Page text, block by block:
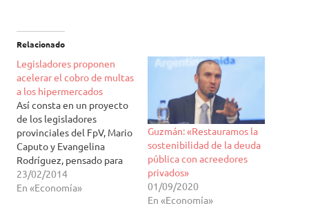
Relacionado
Legisladores proponen
acelerar el cobro de multas
a los hipermercados
Así consta en un proyecto
de los legisladores
provinciales del FpV, Mario
Caputo y Evangelina
Rodríguez, pensado para
que los infractores no
puedan vulnerar las
23/02/2014
En «Economía»
Guzmán: «Restauramos la
sostenibilidad de la deuda
pública con acreedores
privados»
01/09/2020
En «Economía»